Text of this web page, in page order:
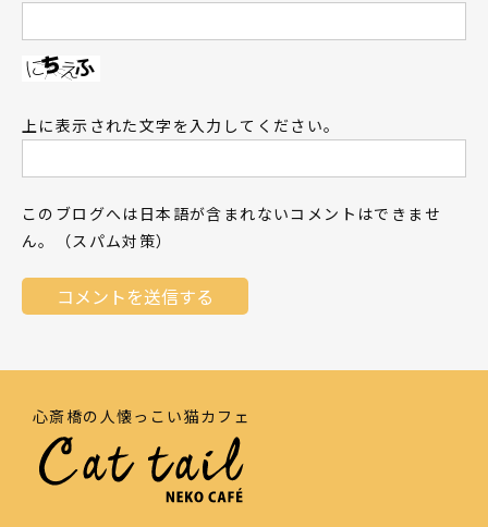
上に表示された文字を入力してください。
このブログへは日本語が含まれないコメントはできませ
ん。（スパム対策）
心斎橋の人懐っこい猫カフェ